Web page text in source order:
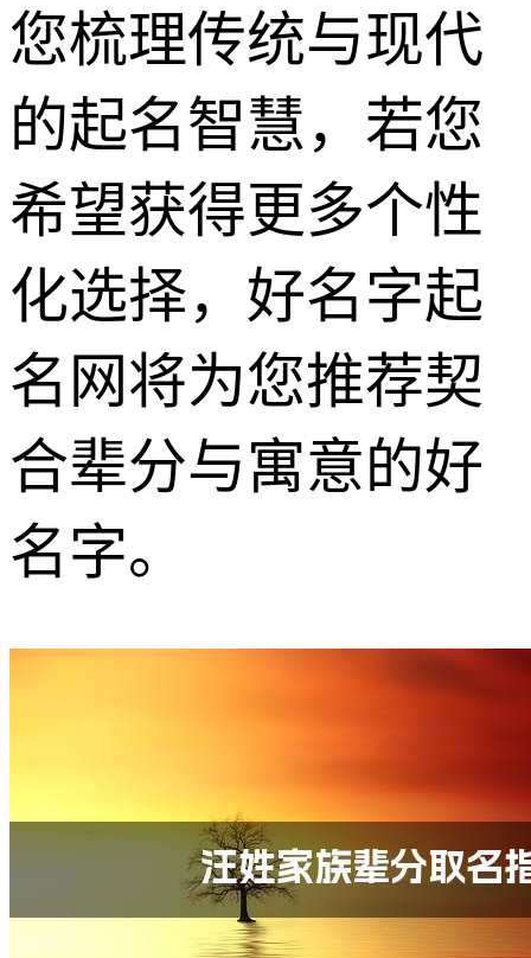
您梳理传统与现代
的起名智慧，若您
希望获得更多个性
化选择，好名字起
名网将为您推荐契
合辈分与寓意的好
名字。